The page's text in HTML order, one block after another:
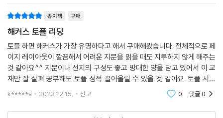
종이책 구매
해커스 토플 리딩
토플 하면 해커스가 가장 유명하다고 해서 구매해봤습니다. 전체적으로 페
이지 레이아웃이 깔끔해서 어려운 지문을 읽을 때도 지루하지 않게 해주는
것 같아요^^ 지문이나 선지의 구성도 좋고 방대한 양을 담고 있어서 이 교
재만 잘 살펴 공부해도 토플 성적 끌어올릴 수 있을 것 같아요. 토플 시험
준비하는 수험생들께 강추합니다! 하루에 정해진 양을 차근차근 풀다보면
k*****a 2023.12.15. 신고 0 댓글0